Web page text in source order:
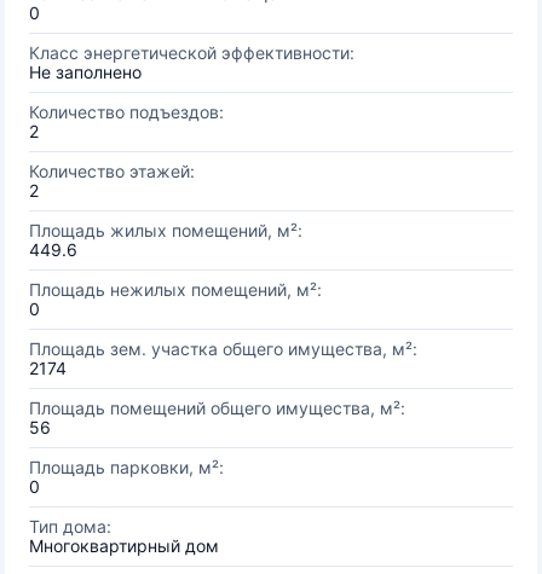
0
Класс энергетической эффективности:
Не заполнено
Количество подъездов:
2
Количество этажей:
2
Площадь жилых помещений, м²:
449.6
Площадь нежилых помещений, м²:
0
Площадь зем. участка общего имущества, м²:
2174
Площадь помещений общего имущества, м²:
56
Площадь парковки, м²:
0
Тип дома:
Многоквартирный дом